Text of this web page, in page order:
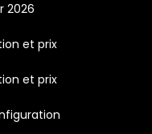
2026
et prix
et prix